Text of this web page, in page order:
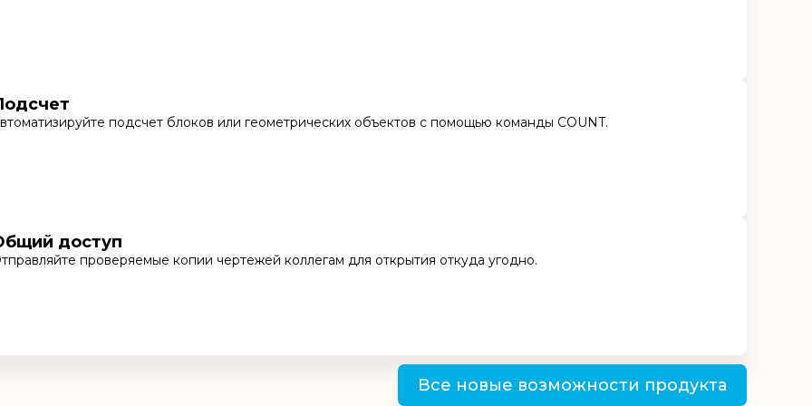
подсчет блоков или геометрических объектов с помощью команды COUNT.
доступ
проверяемые копии чертежей коллегам для открытия откуда угодно.
Все новые возможности продукта